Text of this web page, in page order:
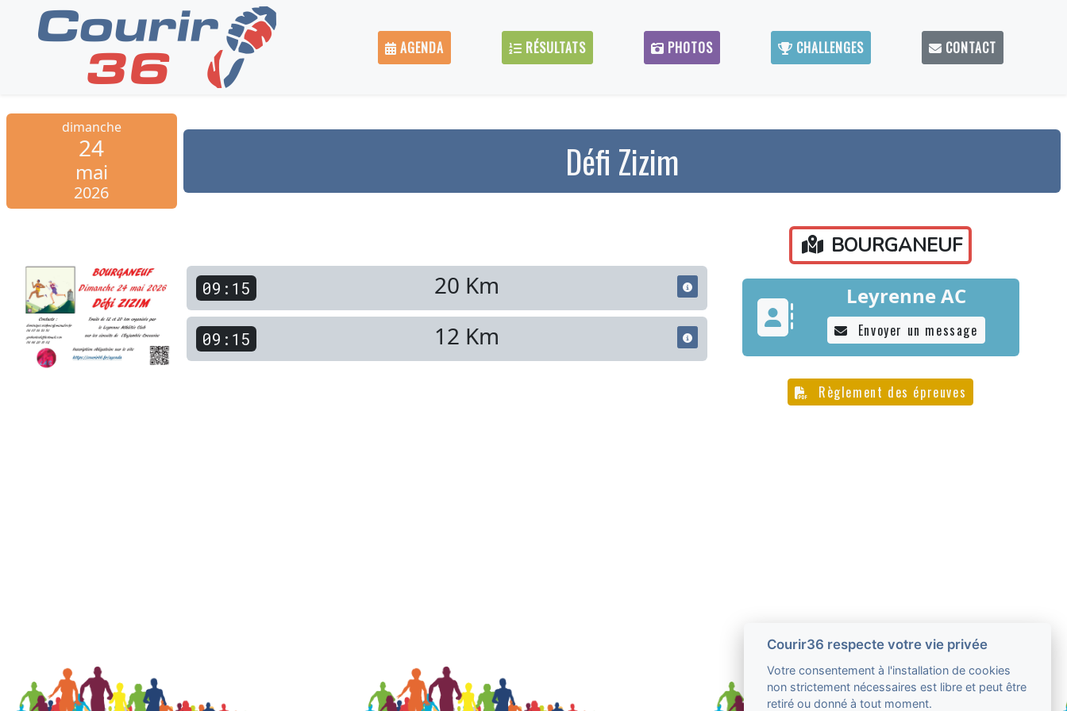
AGENDA RÉSULTATS PHOTOS CHALLENGES CONTACT
dimanche
24
mai
2026
Défi Zizim
20 Km
09:15
12 Km
09:15
BOURGANEUF
Leyrenne AC
Envoyer un message
Règlement des épreuves
Courir36 respecte votre vie privée
Votre consentement à l'installation de cookies
non strictement nécessaires est libre et peut être
retiré ou donné à tout moment.